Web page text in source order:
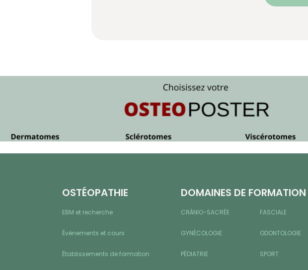
OSTÉOPATHIE
EBM et recherche
Événements et cours
Établissements de formation
DOMAINES DE FORMATION
CRÂNIO-SACRÉE FASCIALE
GYNÉCOLOGIE ODONTOLOGIE
PÉDIATRIE SPORT